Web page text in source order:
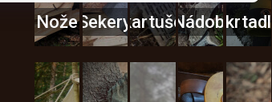
NožeSekerykartušeNádobíškrtadla